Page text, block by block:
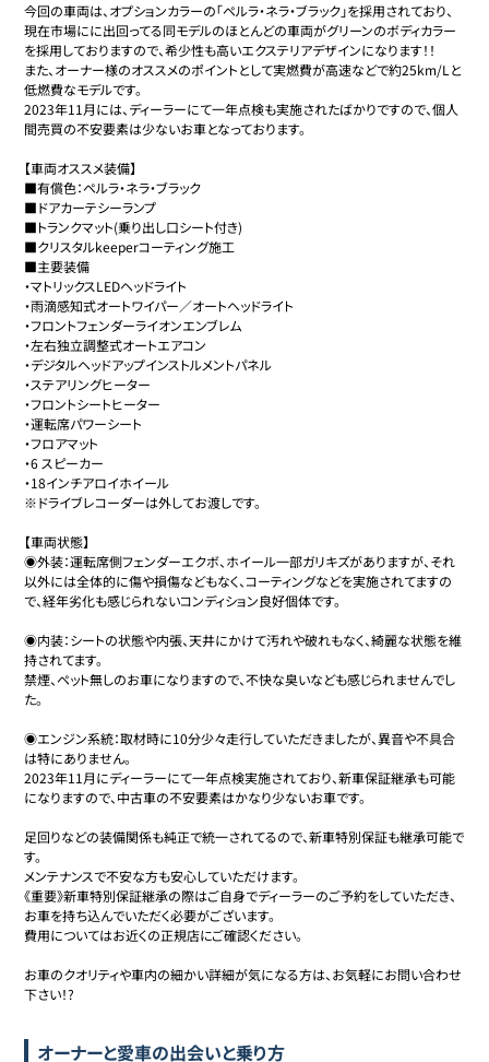
今回の車両は、オプションカラーの「ペルラ・ネラ・ブラック」を採用されており、
現在市場にに出回ってる同モデルのほとんどの車両がグリーンのボディカラー
を採用しておりますので、希少性も高いエクステリアデザインになります！！
また、オーナー様のオススメのポイントとして実燃費が高速などで約25km/Lと
低燃費なモデルです。
2023年11月には、ディーラーにて一年点検も実施されたばかりですので、個人
間売買の不安要素は少ないお車となっております。
【車両オススメ装備】
■有償色：ペルラ・ネラ・ブラック
■ドアカーテシーランプ
■トランクマット(乗り出し口シート付き)
■クリスタルkeeperコーティング施工
■主要装備
・マトリックスLEDヘッドライト
・雨滴感知式オートワイパー／オートヘッドライト
・フロントフェンダーライオンエンブレム
・左右独立調整式オートエアコン
・デジタルヘッドアップインストルメントパネル
・ステアリングヒーター
・フロントシートヒーター
・運転席パワーシート
・フロアマット
・6 スピーカー
・18インチアロイホイール
※ドライブレコーダーは外してお渡しです。
【車両状態】
◉外装：運転席側フェンダーエクボ、ホイール一部ガリキズがありますが、それ
以外には全体的に傷や損傷などもなく、コーティングなどを実施されてますの
で、経年劣化も感じられないコンディション良好個体です。
◉内装：シートの状態や内張、天井にかけて汚れや破れもなく、綺麗な状態を維
持されてます。
禁煙、ペット無しのお車になりますので、不快な臭いなども感じられませんでし
た。
◉エンジン系統：取材時に10分少々走行していただきましたが、異音や不具合
は特にありません。
2023年11月にディーラーにて一年点検実施されており、新車保証継承も可能
になりますので、中古車の不安要素はかなり少ないお車です。
足回りなどの装備関係も純正で統一されてるので、新車特別保証も継承可能で
す。
メンテナンスで不安な方も安心していただけます。
《重要》新車特別保証継承の際はご自身でディーラーのご予約をしていただき、
お車を持ち込んでいただく必要がございます。
費用についてはお近くの正規店にご確認ください。
お車のクオリティや車内の細かい詳細が気になる方は、お気軽にお問い合わせ
下さい！?
オーナーと愛車の出会いと乗り方